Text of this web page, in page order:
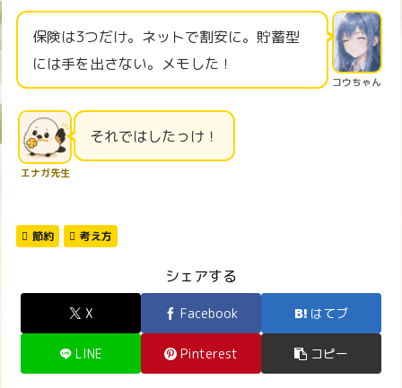
コウちゃん
保険は3つだけ。ネットで割安に。貯蓄型
には手を出さない。メモした！
エナガ先生
それではしたっけ！
節約 考え方
シェアする
X Facebook はてブ
LINE Pinterest コピー